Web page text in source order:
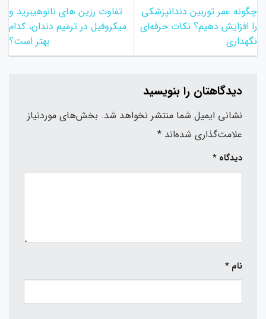
چگونه عمر توربین دندانپزشکی
را افزایش دهیم؟ نکات حرفه‌ای
نگهداری
تفاوت رزین های نانوهیبرید و
میکروفیل در ترمیم دندان، کدام
بهتر است؟
دیدگاهتان را بنویسید
نشانی ایمیل شما منتشر نخواهد شد. بخش‌های موردنیاز
علامت‌گذاری شده‌اند *
دیدگاه *
نام *